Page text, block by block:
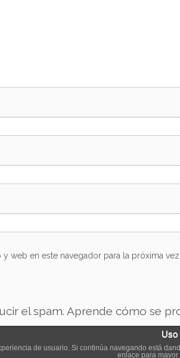
web en este navegador para la próxima
el spam. Aprende cómo se
Uso
de usuario. Si continúa navegando está
enlace para mayor